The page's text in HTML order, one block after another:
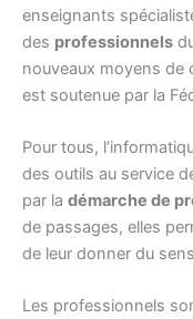
enseignants
des professionnels
nouveaux moyens de
est soutenue par la
Pour tous,
des outils au service
par la démarche de
de passages, elles
de leur donner du
Les professionnels